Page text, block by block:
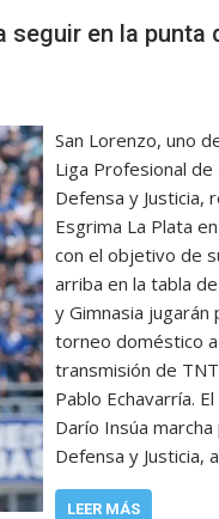
seguir en la punta
San Lorenzo, uno
Liga Profesional
Defensa y Justicia,
Esgrima La Plata
con el objetivo de
arriba en la tabla
y Gimnasia
torneo doméstico
transmisión de
Pablo Echavarría.
Darío Insúa
Defensa y Justicia,
LEER MÁS